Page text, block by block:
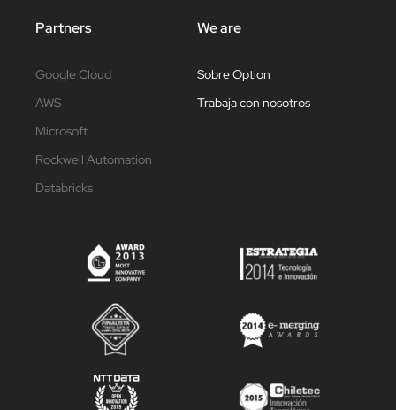
Partners
Google Cloud
AWS
Microsoft
Rockwell Automation
Databricks
We are
Sobre Option
Trabaja con nosotros